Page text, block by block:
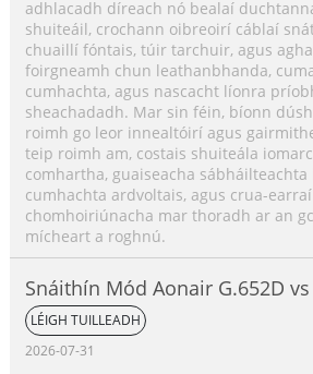
adhlacadh díreach nó bealaí
shuiteáil, crochann oibreoirí cáblaí
chuaillí fóntais, túir tarchuir, agus
foirgneamh chun leathanbhanda,
cumhachta, agus nascacht líonra
sheachadadh. Mar sin féin, bíonn
roimh go leor innealtóirí agus
teip roimh am, costais shuiteála
comhartha, guaiseacha
cumhachta ardvoltais, agus crua-
chomhoiriúnacha mar thoradh ar an
mícheart a roghnú.
Snáithín Mód Aonair G.652D vs
Príomhdhifríochtaí, Comparáid
& Treoir Roghnúcháin
LÉIGH TUILLEADH
2026-07-31